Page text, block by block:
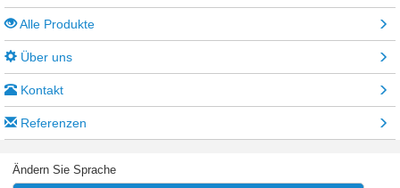
Alle Produkte
Über uns
Kontakt
Referenzen
Ändern Sie Sprache